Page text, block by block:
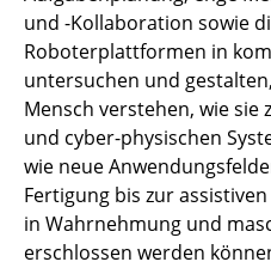
und -Kollaboration sowie
Roboterplattformen in
untersuchen und
Mensch verstehen, wie
und cyber-physischen
wie neue
Fertigung bis zur
in Wahrnehmung und
erschlossen werden